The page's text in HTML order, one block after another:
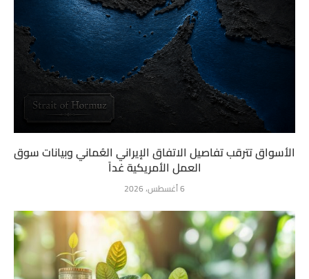
الأسواق تترقب تفاصيل الاتفاق الإيراني العُماني وبيانات سوق
العمل الأمريكية غداً
6 أغسطس، 2026